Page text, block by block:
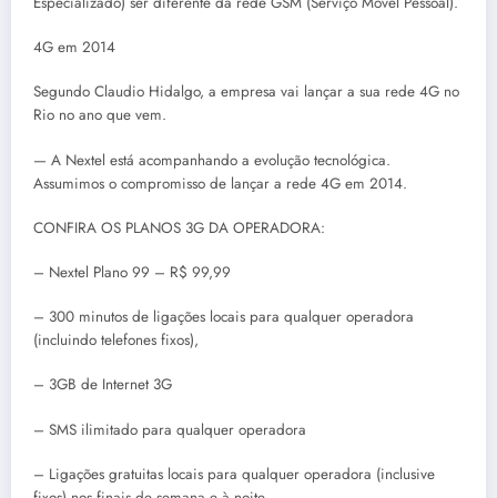
4G em 2014
Segundo Claudio Hidalgo, a empresa vai lançar a sua rede 4G no
Rio no ano que vem.
— A Nextel está acompanhando a evolução tecnológica.
Assumimos o compromisso de lançar a rede 4G em 2014.
CONFIRA OS PLANOS 3G DA OPERADORA:
– Nextel Plano 99 – R$ 99,99
– 300 minutos de ligações locais para qualquer operadora
(incluindo telefones fixos),
– 3GB de Internet 3G
– SMS ilimitado para qualquer operadora
– Ligações gratuitas locais para qualquer operadora (inclusive